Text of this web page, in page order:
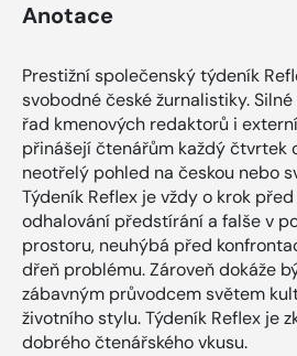
Anotace
Prestižní společenský týdeník
svobodné české žurnalistiky.
řad kmenových redaktorů i
přinášejí čtenářům každý čtvrtek
neotřelý pohled na českou nebo
Týdeník Reflex je vždy o krok
odhalování předstírání a falše v
prostoru, neuhýbá před
dřeň problému. Zároveň dokáže
zábavným průvodcem světem
životního stylu. Týdeník Reflex je
dobrého čtenářského vkusu.